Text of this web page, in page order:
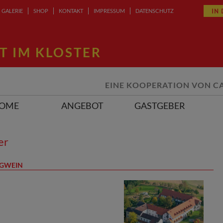
IN
GALERIE SHOP KONTAKT IMPRESSUM DATENSCHUTZ
IM KLOSTER
EINE KOOPERATION VON
ANGEBOT GASTGEBER